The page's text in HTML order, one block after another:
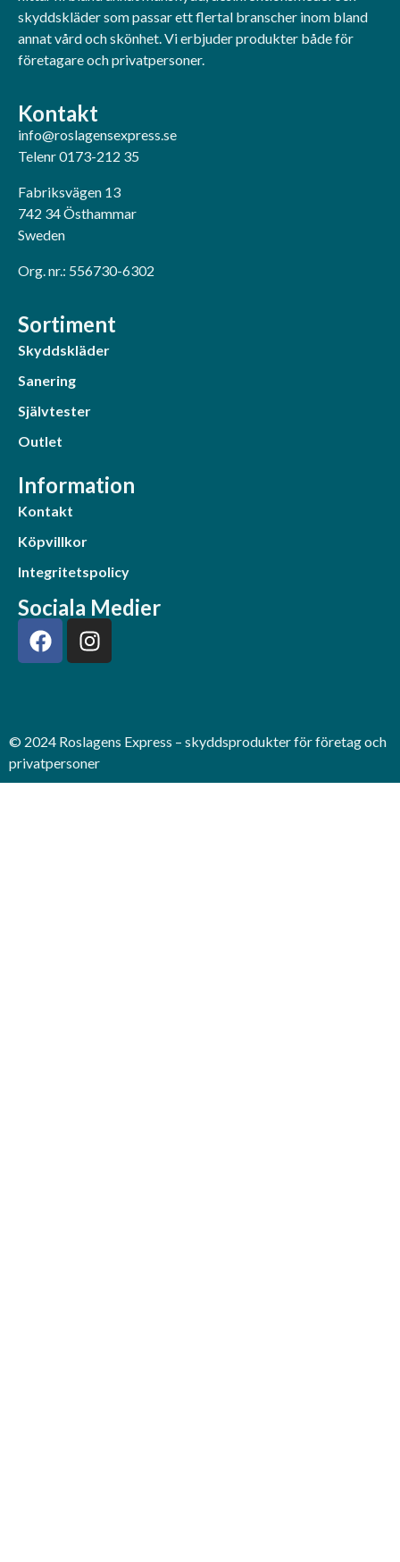
skyddskläder som passar ett flertal branscher inom bland
annat vård och skönhet. Vi erbjuder produkter både för
företagare och privatpersoner.
Kontakt
info@roslagensexpress.se
Telenr 0173-212 35
Fabriksvägen 13
742 34 Östhammar
Sweden
Org. nr.: 556730-6302
Sortiment
Skyddskläder
Sanering
Självtester
Outlet
Information
Kontakt
Köpvillkor
Integritetspolicy
Sociala Medier
© 2024 Roslagens Express – skyddsprodukter för företag och
privatpersoner